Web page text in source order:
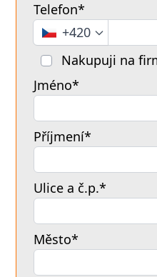
Telefon*
+420
Nakupuji na
Jméno*
Příjmení*
Ulice a č.p.*
Město*